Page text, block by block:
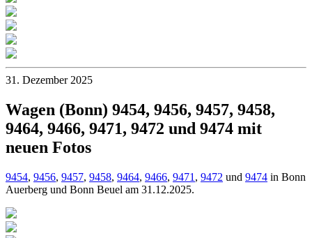
31. Dezember 2025
Wagen (Bonn) 9454, 9456, 9457, 9458,
9464, 9466, 9471, 9472 und 9474 mit
neuen Fotos
9454, 9456, 9457, 9458, 9464, 9466, 9471 , 9472 und 9474 in Bonn
Auerberg und Bonn Beuel am 31.12.2025.